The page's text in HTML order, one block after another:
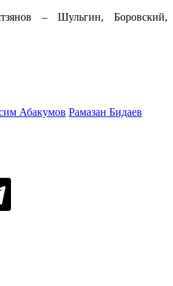
– Шульгин, Боровский,
Абакумов Рамазан Бидаев